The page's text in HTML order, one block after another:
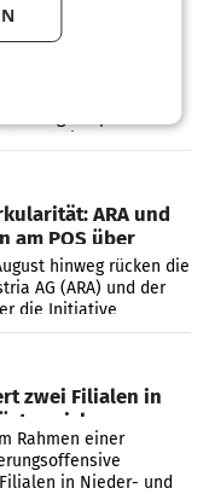
und macht
AMSTERDAM. Der
ARA und
am POS über
hinweg rücken die
AG (ARA) und der
die Initiative
allen österreichischen
zwei Filialen in
Rahmen einer
in Nieder- und